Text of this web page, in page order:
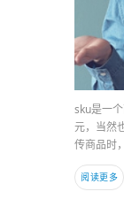
sku是一
元，当然
传商品时
阅读更多